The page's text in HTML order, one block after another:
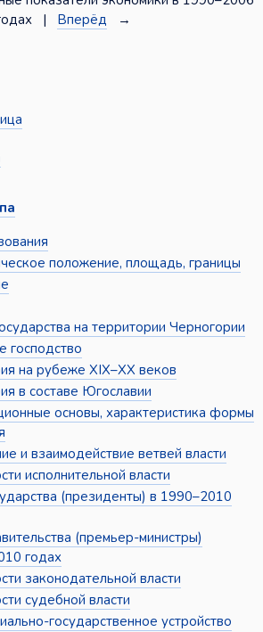
| Вперёд →
положение, площадь, границы
на территории Черногории
господство
на рубеже XIX–XX веков
в составе Югославии
основы, характеристика формы
и взаимодействие ветвей власти
исполнительной власти
(президенты) в 1990–2010
(премьер-министры)
годах
законодательной власти
судебной власти
государственное устройство